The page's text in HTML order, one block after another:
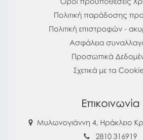
Πολιτική παράδοσης
Πολιτική επιστροφών -
Ασφάλεια
Προσωπικά
Σχετικά με τα
Επικοινωνία
Μυλωνογιάννη 4, Ηράκλειο
2810 316919